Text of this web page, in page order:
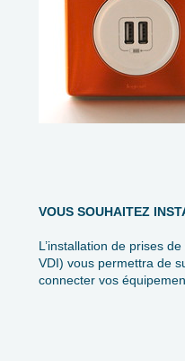
VOUS SOUHAITEZ
L’installation de prises
VDI) vous permettra de
connecter vos